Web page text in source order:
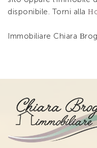
disponibile. Torni alla
Immobiliare Chiara